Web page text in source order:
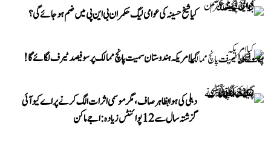
کیا شیخ حسینہ کی عوامی لیگ حکمران بی این پی میں ضم ہو جائے گی؟
کیا امریکہ ہندوستان سمیت پانچ ممالک پر سو فیصد ٹیرف لگائے گا!
دہلی کی ہوا بظاہر صاف، مگر موسمی اثرات الگ کرنے پر اے کیو آئی
گزشتہ سال سے 12 پوائنٹس زیادہ: اجے ماکن